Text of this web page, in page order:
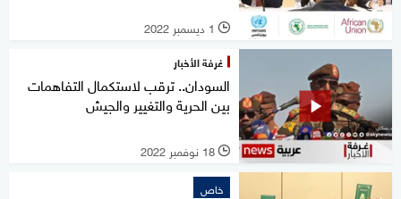
l 1 ديسمبر 2022
غرفة الأخبار
السودان.. ترقب لاستكمال التفاهمات
بين الحرية والتغيير والجيش
l 18 نوفمبر 2022
خاص